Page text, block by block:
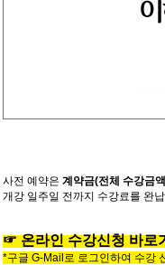
사전 예약은 계약금(전체 수강금
개강 일주일 전까지 수강료를 완
☞온라인수강신청 바로
*구글 G-Mail로 로그인하여 수강